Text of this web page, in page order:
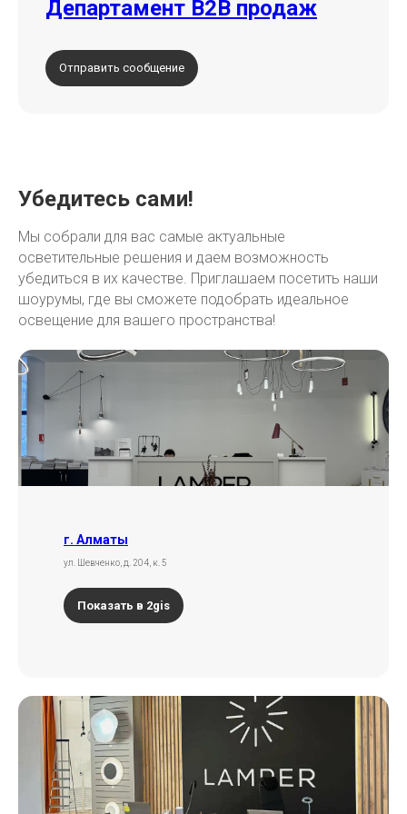
Департамент B2B продаж
Отправить сообщение
Убедитесь сами!
Мы собрали для вас самые актуальные
осветительные решения и даем возможность
убедиться в их качестве. Приглашаем посетить наши
шоурумы, где вы сможете подобрать идеальное
освещение для вашего пространства!
г. Алматы
ул. Шевченко, д. 204, к. 5
Показать в 2gis
Всё начинается
со света
E-mail
info@lamper.kz
Номер телефона
+7 747 307-42-36
Новинки
Для бизнеса
Дизайнерам
Доставка и самовывоз
Рассрочка и кредит
Адрес шоурума в г. Алматы
г. Алматы, ул. Шевченко, д.204,